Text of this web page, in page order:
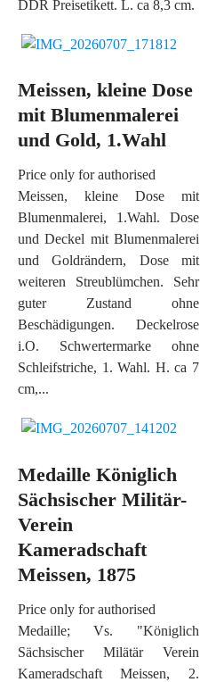
DDR Preisetikett. L. ca 8,3 cm.
Meissen, kleine Dose
mit Blumenmalerei
und Gold, 1.Wahl
Price only for authorised
Meissen, kleine Dose mit
Blumenmalerei, 1.Wahl. Dose
und Deckel mit Blumenmalerei
und Goldrändern, Dose mit
weiteren Streublümchen. Sehr
guter Zustand ohne
Beschädigungen. Deckelrose
i.O. Schwertermarke ohne
Schleifstriche, 1. Wahl. H. ca 7
cm,...
Medaille Königlich
Sächsischer Militär-
Verein
Kameradschaft
Meissen, 1875
Price only for authorised
Medaille; Vs. "Königlich
Sächsischer Milätär Verein
Kameradschaft Meissen, 2.